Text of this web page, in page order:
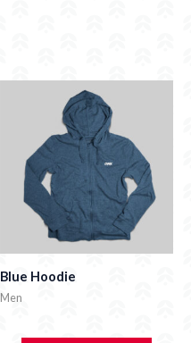
Blue Hoodie
Men